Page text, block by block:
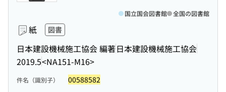
紙 図書
日本建設機械施工協会 編著日本建設機械施工協会
2019.5<NA151-M16>
国立国会図書館 全国の図書館
件名（識別子） 00588582